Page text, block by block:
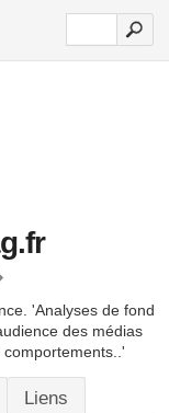
'Analyses de fond
des médias
Liens